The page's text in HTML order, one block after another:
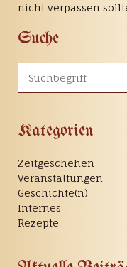
nicht verpassen
Suche
Kategorien
Zeitgeschehen
Veranstaltungen
Geschichte(n)
Internes
Rezepte